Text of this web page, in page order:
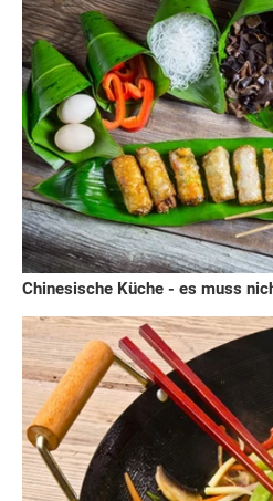
Chinesische Küche - es muss